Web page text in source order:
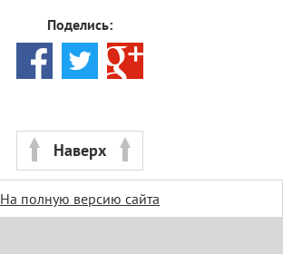
Поделись:
Наверх
На полную версию сайта